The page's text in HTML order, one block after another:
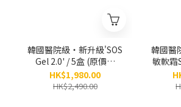
韓國醫院級‧新升級'SOS
Gel 2.0' / 5盒 (原價：
$2,490)
HK$1,980.00
HK$2,490.00
韓國醫
敏軟霜
（